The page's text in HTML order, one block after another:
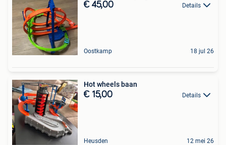
€ 45,00 Details
Oostkamp 18 jul 26
Hot wheels baan
€ 15,00 Details
Heusden 12 mei 26